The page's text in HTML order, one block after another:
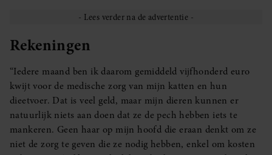
Rekeningen
“Iedere maand ben ik daarom gemiddeld vijfhonderd euro
kwijt voor de medische zorg van mijn katten en hun
dieetvoer. Dat is veel geld, maar mijn dieren kunnen er
natuurlijk niets aan doen dat ze de pech hebben iets te
mankeren. Geen haar op mijn hoofd die eraan denkt om ze
niet de zorg te geven die ze nodig hebben, enkel om kosten